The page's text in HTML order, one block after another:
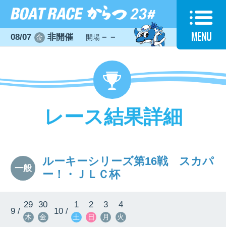
08/07 金 非開催 開場 －－ MENU
レース結果詳細
一般
ルーキーシリーズ第16戦 スカパ
ー！・ＪＬＣ杯
9 /
29
木
30
金
10 /
1
土
2
日
3
月
4
火